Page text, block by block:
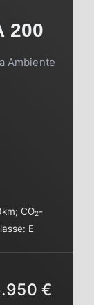
200
Ambiente
;CO2-
E
€